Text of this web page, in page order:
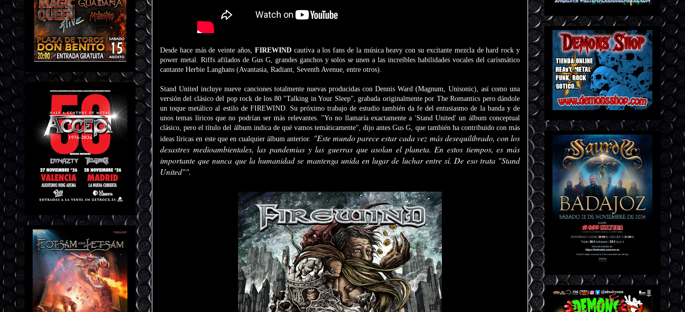
Desde hace más de veinte años, FIREWIND cautiva a los fans de la música heavy con su excitante mezcla de hard rock y
power metal. Riffs afilados de Gus G, grandes ganchos y solos se unen a las increíbles habilidades vocales del carismático
cantante Herbie Langhans (Avantasia, Radiant, Seventh Avenue, entre otros).
Stand United incluye nueve canciones totalmente nuevas producidas con Dennis Ward (Magnum, Unisonic), así como una
versión del clásico del pop rock de los 80 "Talking in Your Sleep", grabada originalmente por The Romantics pero dándole
un toque metálico al estilo de FIREWIND. Su próximo trabajo de estudio también da fe del entusiasmo de la banda y de
unos temas líricos que no podrían ser más relevantes. "Yo no llamaría exactamente a 'Stand United' un álbum conceptual
clásico, pero el título del álbum indica de qué vamos temáticamente", dijo antes Gus G, que también ha contribuido con más
ideas líricas en este que en cualquier álbum anterior. "Este mundo parece estar cada vez más desequilibrado, con los
desastres medioambientales, las pandemias y las guerras que asolan el planeta. En estos tiempos, es más
importante que nunca que la humanidad se mantenga unida en lugar de luchar entre sí. De eso trata "Stand
United"".